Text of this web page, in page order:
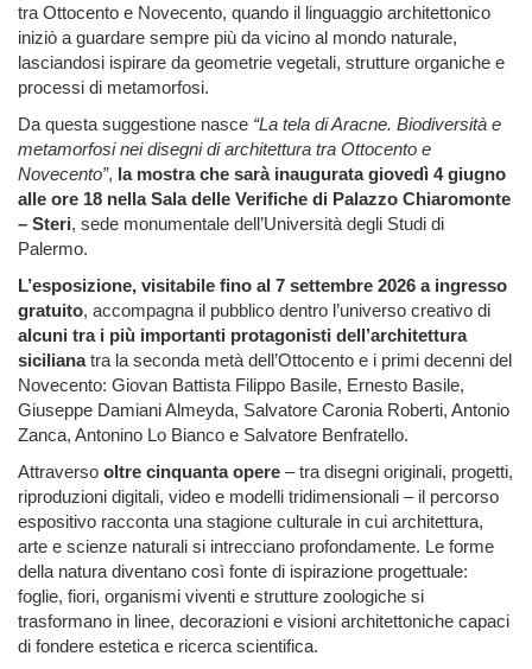
tra Ottocento e Novecento, quando il linguaggio architettonico
iniziò a guardare sempre più da vicino al mondo naturale,
lasciandosi ispirare da geometrie vegetali, strutture organiche e
processi di metamorfosi.
Da questa suggestione nasce “La tela di Aracne. Biodiversità e
metamorfosi nei disegni di architettura tra Ottocento e
Novecento”, la mostra che sarà inaugurata giovedì 4 giugno
alle ore 18 nella Sala delle Verifiche di Palazzo Chiaromonte
– Steri, sede monumentale dell’Università degli Studi di
Palermo.
L’esposizione, visitabile fino al 7 settembre 2026 a ingresso
gratuito, accompagna il pubblico dentro l’universo creativo di
alcuni tra i più importanti protagonisti dell’architettura
sicilianatra la seconda metà dell’Ottocento e i primi decenni del
Novecento: Giovan Battista Filippo Basile, Ernesto Basile,
Giuseppe Damiani Almeyda, Salvatore Caronia Roberti, Antonio
Zanca, Antonino Lo Bianco e Salvatore Benfratello.
Attraverso oltre cinquanta opere – tra disegni originali, progetti,
riproduzioni digitali, video e modelli tridimensionali – il percorso
espositivo racconta una stagione culturale in cui architettura,
arte e scienze naturali si intrecciano profondamente. Le forme
della natura diventano così fonte di ispirazione progettuale:
foglie, fiori, organismi viventi e strutture zoologiche si
trasformano in linee, decorazioni e visioni architettoniche capaci
di fondere estetica e ricerca scientifica.